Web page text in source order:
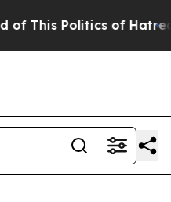
Politics of Hatred”